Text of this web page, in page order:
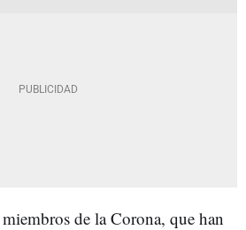
de la Corona, que han